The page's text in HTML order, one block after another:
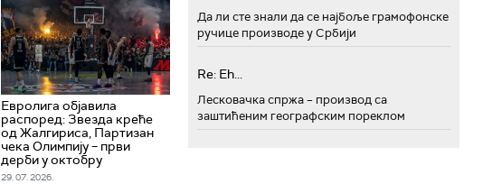
Евролига објавила
распоред: Звезда креће
од Жалгириса, Партизан
чека Олимпију – први
дерби у октобру
29. 07. 2026.
Да ли сте знали да се најбоље грамофонске
ручице производе у Србији
Re: Eh...
Лесковачка спржа – производ са
заштићеним географским пореклом